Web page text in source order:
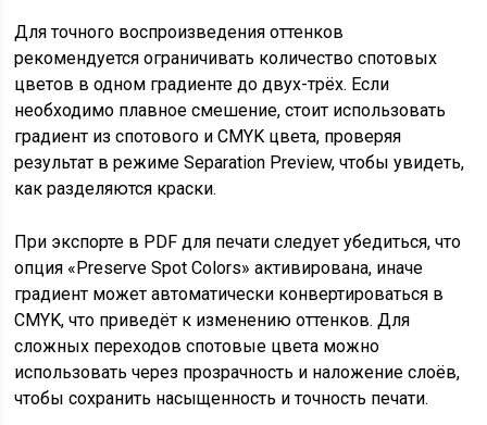
Для точного воспроизведения оттенков
рекомендуется ограничивать количество спотовых
цветов в одном градиенте до двух-трёх. Если
необходимо плавное смешение, стоит использовать
градиент из спотового и CMYK цвета, проверяя
результат в режиме Separation Preview, чтобы увидеть,
как разделяются краски.
При экспорте в PDF для печати следует убедиться, что
опция «Preserve Spot Colors» активирована, иначе
градиент может автоматически конвертироваться в
CMYK, что приведёт к изменению оттенков. Для
сложных переходов спотовые цвета можно
использовать через прозрачность и наложение слоёв,
чтобы сохранить насыщенность и точность печати.